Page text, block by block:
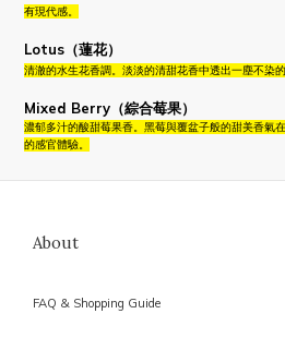
有現代感。
Lotus（蓮花）
清澈的水生花香調。淡淡的清甜花香中透出一塵不染
Mixed Berry（綜合莓果）
濃郁多汁的酸甜莓果香。黑莓與覆盆子般的甜美香氣
的感官體驗。
About
FAQ & Shopping Guide